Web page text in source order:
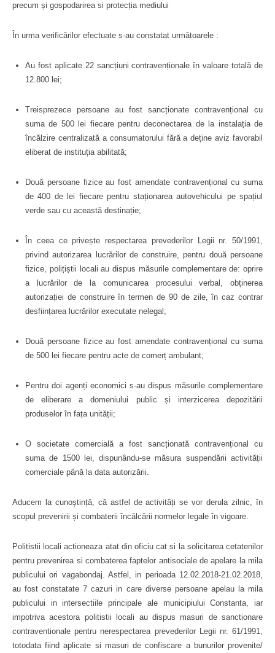
precum și gospodarirea si protecția mediului
În urma verificărilor efectuate s-au constatat următoarele :
Au fost aplicate 22 sancțiuni contravenționale în valoare totală de
12.800 lei;
Treisprezece persoane au fost sancționate contravențional cu
suma de 500 lei fiecare pentru deconectarea de la instalația de
încălzire centralizată a consumatorului fără a deține aviz favorabil
eliberat de instituția abilitată;
Două persoane fizice au fost amendate contravențional cu suma
de 400 de lei fiecare pentru staționarea autovehicului pe spațiul
verde sau cu această destinație;
În ceea ce privește respectarea prevederilor Legii nr. 50/1991,
privind autorizarea lucrărilor de construire, pentru două persoane
fizice, polițiștii locali au dispus măsurile complementare de: oprire
a lucrărilor de la comunicarea procesului verbal, obținerea
autorizației de construire în termen de 90 de zile, în caz contrar
desființarea lucrărilor executate nelegal;
Două persoane fizice au fost amendate contravențional cu suma
de 500 lei fiecare pentru acte de comerț ambulant;
Pentru doi agenți economici s-au dispus măsurile complementare
de eliberare a domeniului public și interzicerea depozitării
produselor în fața unității;
O societate comercială a fost sancționată contravențional cu
suma de 1500 lei, dispunându-se măsura suspendării activității
comerciale până la data autorizării.
Aducem la cunoștință, că astfel de activități se vor derula zilnic, în
scopul prevenirii și combaterii încălcării normelor legale în vigoare.
Politistii locali actioneaza atat din oficiu cat si la solicitarea cetatenilor
pentru prevenirea si combaterea faptelor antisociale de apelare la mila
publicului ori vagabondaj. Astfel, in perioada 12.02.2018-21.02.2018,
au fost constatate 7 cazuri in care diverse persoane apelau la mila
publicului in intersectiile principale ale municipiului Constanta, iar
impotriva acestora politistii locali au dispus masuri de sanctionare
contraventionale pentru nerespectarea prevederilor Legii nr. 61/1991,
totodata fiind aplicate si masuri de confiscare a bunurilor provenite/